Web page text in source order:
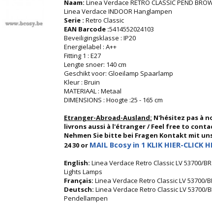
Naam: Linea Verdace RETRO CLASSIC PEND
Linea Verdace INDOOR Hanglampen
Serie : Retro Classic
EAN Barcode :5414552024103
Beveiligingsklasse : IP20
Energielabel : A++
Fitting 1 : E27
Lengte snoer: 140 cm
Geschikt voor: Gloeilamp Spaarlamp
Kleur : Bruin
MATERIAAL : Metaal
DIMENSIONS : Hoogte :25 - 165 cm
Etranger-Abroad-Ausland: N'hésitez pas à
livrons aussi à l'étranger / Feel free to
Nehmen Sie bitte bei Fragen Kontakt mit
24 30 or MAIL Bcosy in 1 KLIK HIER-CLICK
English: Linea Verdace Retro Classic LV 53700/
Lights Lamps
Français: Linea Verdace Retro Classic LV
Deutsch: Linea Verdace Retro Classic LV
Pendellampen